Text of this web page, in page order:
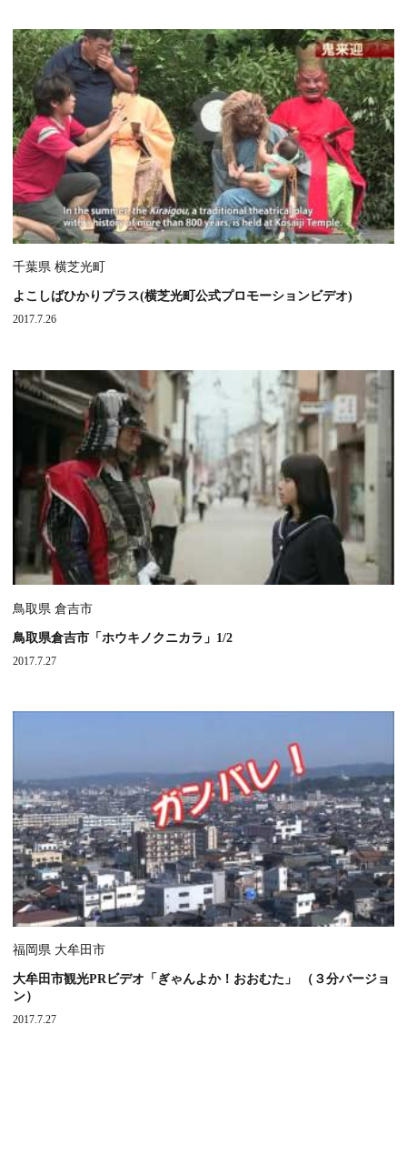
千葉県 横芝光町
よこしばひかりプラス(横芝光町公式プロモーションビデオ)
2017.7.26
鳥取県 倉吉市
鳥取県倉吉市「ホウキノクニカラ」1/2
2017.7.27
福岡県 大牟田市
大牟田市観光PRビデオ「ぎゃんよか！おおむた」 （３分バージョ
ン）
2017.7.27